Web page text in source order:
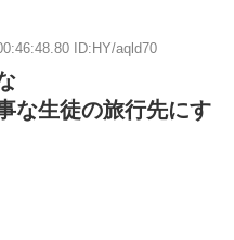
ID:HY/aqld70
な生徒の旅行先にす